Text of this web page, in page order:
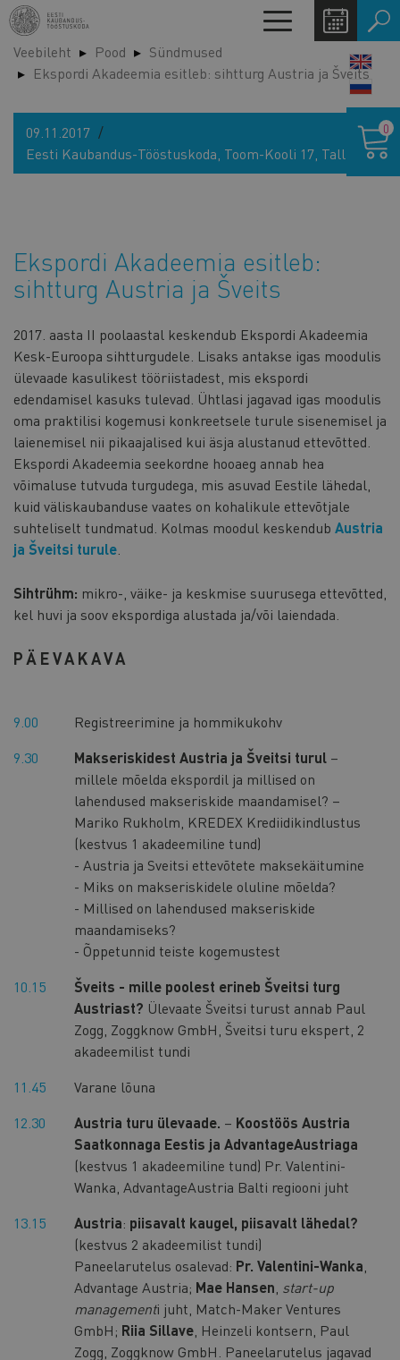
Liigu
edasi
põhisisu
juurde
Toggle
navigation
Veebileht Pood
Sündmused
Ekspordi Akadeemia esitleb: sihtturg Austria ja Šveits
09.11.2017
Eesti Kaubandus-Tööstuskoda, Toom-Kooli 17, Tallinn
Ekspordi Akadeemia esitleb:
sihtturg Austria ja Šveits
2017. aasta II poolaastal keskendub Ekspordi Akadeemia
Kesk-Euroopa sihtturgudele. Lisaks antakse igas moodulis
ülevaade kasulikest tööriistadest, mis ekspordi
edendamisel kasuks tulevad. Ühtlasi jagavad igas moodulis
oma praktilisi kogemusi konkreetsele turule sisenemisel ja
laienemisel nii pikaajalised kui äsja alustanud ettevõtted.
Ekspordi Akadeemia seekordne hooaeg annab hea
võimaluse tutvuda turgudega, mis asuvad Eestile lähedal,
kuid väliskaubanduse vaates on kohalikule ettevõtjale
suhteliselt tundmatud. Kolmas moodul keskendub Austria
ja Šveitsi turule
Sihtrühm: mikro-, väike- ja keskmise suurusega ettevõtted,
kel huvi ja soov ekspordiga alustada ja/või laiendada.
PÄEVAKAVA
9.00
Registreerimine ja hommikukohv
9.30
Makseriskidest Austria ja Šveitsi turul –
millele mõelda ekspordil ja millised on
lahendused makseriskide maandamisel? –
Mariko Rukholm, KREDEX Krediidikindlustus
(kestvus 1 akadeemiline tund)
- Austria ja Sveitsi ettevõtete maksekäitumine
- Miks on makseriskidele oluline mõelda?
- Millised on lahendused makseriskide
maandamiseks?
- Õppetunnid teiste kogemustest
10.15
Šveits - mille poolest erineb Šveitsi turg
Austriast? Ülevaate Šveitsi turust annab Paul
Zogg, Zoggknow GmbH, Šveitsi turu ekspert, 2
akadeemilist tundi
11.45
Varane lõuna
12.30
Austria turu ülevaade. – Koostöös Austria
Saatkonnaga Eestis ja AdvantageAustriaga
(kestvus 1 akadeemiline tund) Pr. Valentini-
Wanka, AdvantageAustria Balti regiooni juht
13.15
Austria: piisavalt kaugel, piisavalt lähedal?
(kestvus 2 akadeemilist tundi)
Paneelarutelus osalevad: Pr. Valentini-Wanka
Advantage Austria; Mae Hansen start-up
managementi juht, Match-Maker Ventures
GmbH; Riia Sillave , Heinzeli kontsern, Paul
Zogg, Zoggknow GmbH. Paneelarutelus jagavad
0